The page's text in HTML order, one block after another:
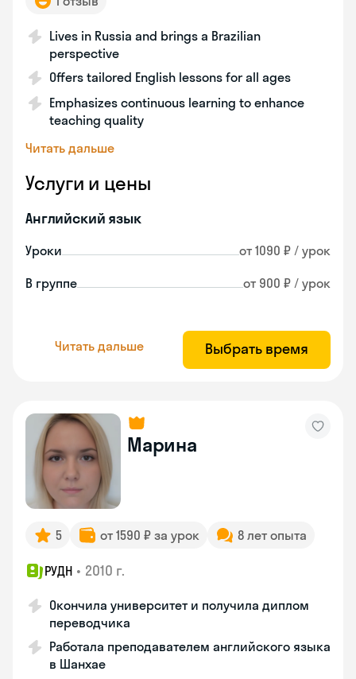
Lives in Russia and brings a Brazilian
perspective
Offers tailored English lessons for all ages
Emphasizes continuous learning to enhance
teaching quality
Читать дальше
Услуги и цены
Английский язык
Уроки от 1090 ₽ / урок
В группе от 900 ₽ / урок
Читать дальше Выбрать время
Марина
5 от 1590 ₽ за урок 8 лет опыта
РУДН • 2010 г.
Окончила университет и получила диплом
переводчика
Работала преподавателем английского языка
в Шанхае